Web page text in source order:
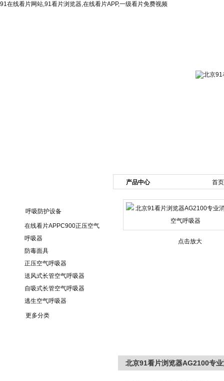
91在线看片网站,91看片浏览器,在线看片APP,一级看片免费视频
呼吸防护设备
在线看片APPC900正压空气
呼吸器
防毒面具
正压空气呼吸器
送风式长管空气呼吸器
自吸式长管空气呼吸器
逃生空气呼吸器
更多分类
首页
产品中心
点击放大
北京91看片浏览器AG2100专